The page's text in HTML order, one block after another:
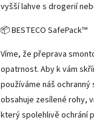
vyšší lahve s drogerií
📦 BESTECO SafePack™
Víme, že přeprava
opatrnost. Aby k vám
používáme náš ochranný
obsahuje zesílené rohy,
který spolehlivě ochrání